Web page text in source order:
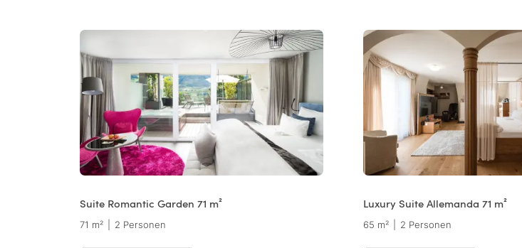
Suite Romantic Garden 71 m²
71 m² 2 Personen
Luxury Suite Allemanda 71 m²
65 m² 2 Personen